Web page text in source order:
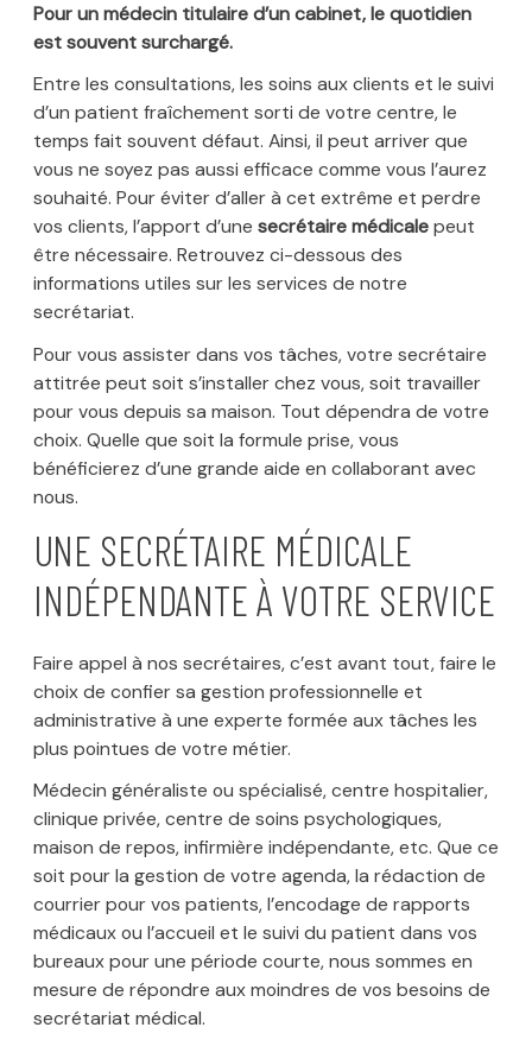
Pour un médecin titulaire d’un cabinet, le quotidien
est souvent surchargé.
Entre les consultations, les soins aux clients et le suivi
d’un patient fraîchement sorti de votre centre, le
temps fait souvent défaut. Ainsi, il peut arriver que
vous ne soyez pas aussi efficace comme vous l’aurez
souhaité. Pour éviter d’aller à cet extrême et perdre
vos clients, l’apport d’une secrétaire médicalepeut
être nécessaire. Retrouvez ci-dessous des
informations utiles sur les services de notre
secrétariat.
Pour vous assister dans vos tâches, votre secrétaire
attitrée peut soit s’installer chez vous, soit travailler
pour vous depuis sa maison. Tout dépendra de votre
choix. Quelle que soit la formule prise, vous
bénéficierez d’une grande aide en collaborant avec
nous.
UNE SECRÉTAIRE MÉDICALE
INDÉPENDANTEÀ VOTRE SERVICE
Faire appel à nos secrétaires, c’est avant tout, faire le
choix de confier sa gestion professionnelle et
administrative à une experte formée aux tâches les
plus pointues de votre métier.
Médecin généraliste ou spécialisé, centre hospitalier,
clinique privée, centre de soins psychologiques,
maison de repos, infirmière indépendante, etc. Que ce
soit pour la gestion de votre agenda, la rédaction de
courrier pour vos patients, l’encodage de rapports
médicaux ou l’accueil et le suivi du patient dans vos
bureaux pour une période courte, nous sommes en
mesure de répondre aux moindres de vos besoins de
secrétariat médical.